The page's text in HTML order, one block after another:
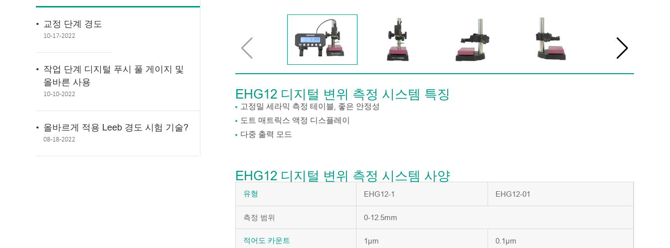
교정 단계 경도
10-17-2022
작업 단계 디지털 푸시 풀 게이지 및
올바른 사용
10-10-2022
올바르게 적용 Leeb 경도 시험 기술?
08-18-2022
EHG12 디지털 변위 측정 시스템 특징
고정밀 세라믹 측정 테이블, 좋은 안정성
도트 매트릭스 액정 디스플레이
다중 출력 모드
EHG12 디지털 변위 측정 시스템 사양
유형 EHG12-1 EHG12-01
측정 범위 0-12.5mm
적어도 카운트 1µm 0.1µm